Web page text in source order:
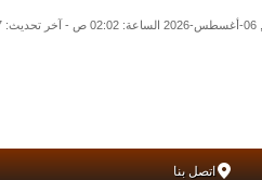
اتصل بنا